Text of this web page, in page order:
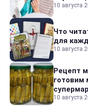
10 августа
Что
для
10 августа
Рецепт
готовим
10 августа